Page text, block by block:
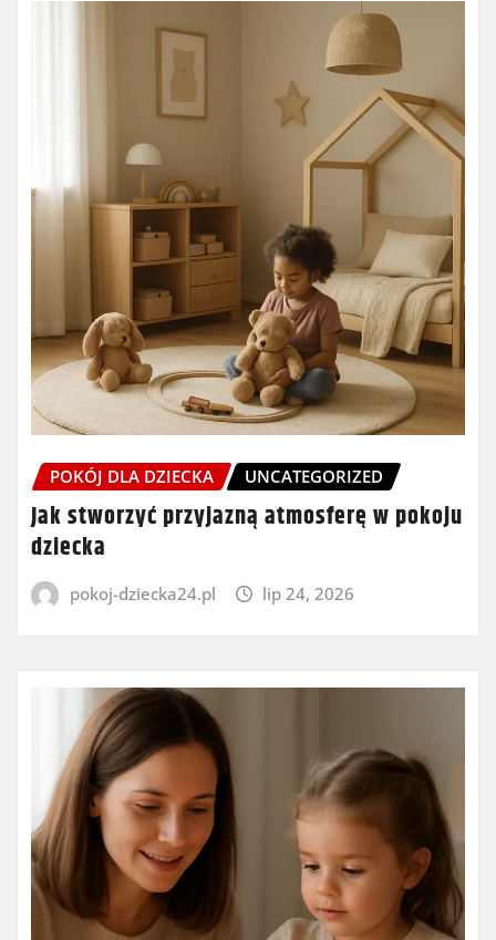
POKÓJ DLA DZIECKA UNCATEGORIZED
Jak stworzyć przyjazną atmosferę w pokoju
dziecka
pokoj-dziecka24.pl lip 24, 2026